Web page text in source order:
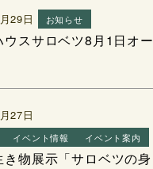
29日 お知らせ
ウスサロベツ8月1日オー
27日
イベント情報 イベント案内
き物展示「サロベツの身